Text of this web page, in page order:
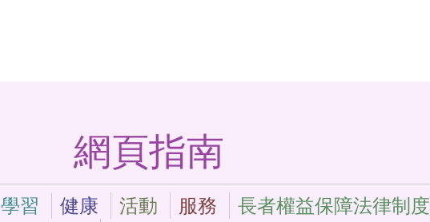
網頁指南
學習 健康 活動 服務 長者權益保障法律制度